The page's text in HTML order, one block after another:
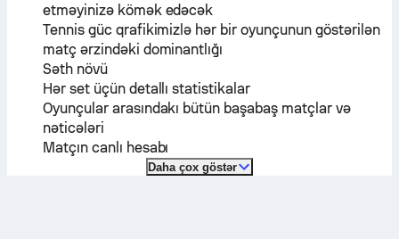
etməyinizə kömək edəcək
Tennis güc qrafikimizlə hər bir oyunçunun göstərilən
matç ərzindəki dominantlığı
Səth növü
Hər set üçün detallı statistikalar
Oyunçular arasındakı bütün başabaş matçlar və
nəticələri
Matçın canlı hesabı
Daha çox göstər